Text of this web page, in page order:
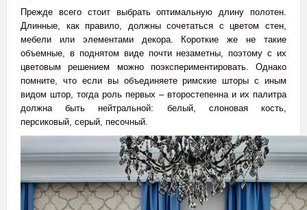
Прежде всего стоит выбрать оптимальную длину полотен.
Длинные, как правило, должны сочетаться с цветом стен,
мебели или элементами декора. Короткие же не такие
объемные, в поднятом виде почти незаметны, поэтому с их
цветовым решением можно поэкспериментировать. Однако
помните, что если вы объединяете римские шторы с иным
видом штор, тогда роль первых – второстепенна и их палитра
должна быть нейтральной: белый, слоновая кость,
персиковый, серый, песочный.